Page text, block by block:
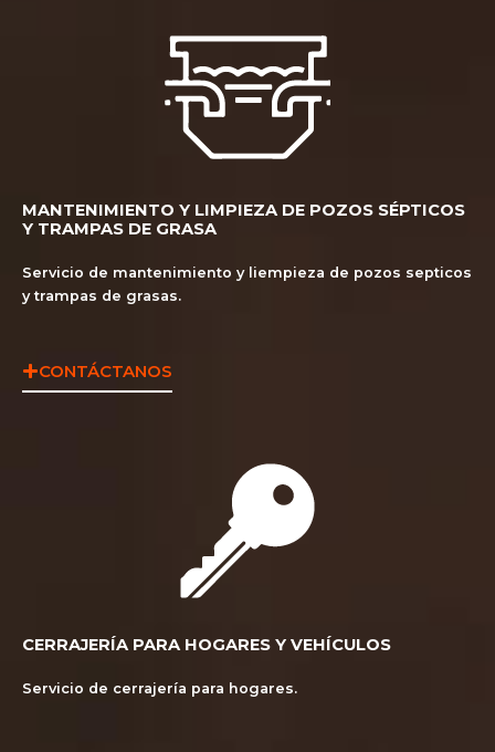
MANTENIMIENTO Y LIMPIEZA DE POZOS SÉPTICOS
Y TRAMPAS DE GRASA
Servicio de mantenimiento y liempieza de pozos septicos
y trampas de grasas.
CONTÁCTANOS
CERRAJERÍA PARA HOGARES Y VEHÍCULOS
Servicio de cerrajería para hogares.